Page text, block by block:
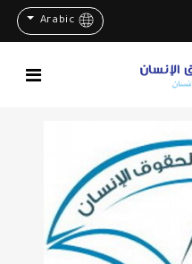
Arabic